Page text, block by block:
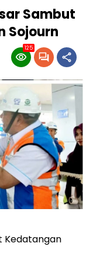
Sambut
Sojourn
125
Kedatangan